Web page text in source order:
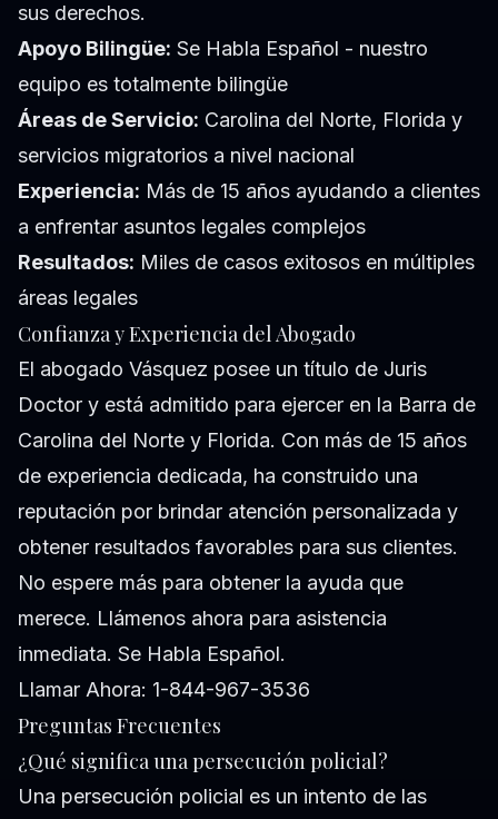
sus derechos.
Apoyo Bilingüe: Se Habla Español - nuestro
equipo es totalmente bilingüe
Áreas de Servicio: Carolina del Norte, Florida y
servicios migratorios a nivel nacional
Experiencia: Más de 15 años ayudando a clientes
a enfrentar asuntos legales complejos
Resultados: Miles de casos exitosos en múltiples
áreas legales
Confianza y Experiencia del Abogado
El abogado Vásquez posee un título de Juris
Doctor y está admitido para ejercer en la Barra de
Carolina del Norte y Florida. Con más de 15 años
de experiencia dedicada, ha construido una
reputación por brindar atención personalizada y
obtener resultados favorables para sus clientes.
No espere más para obtener la ayuda que
merece. Llámenos ahora para asistencia
inmediata. Se Habla Español.
Llamar Ahora: 1-844-967-3536
Preguntas Frecuentes
¿Qué significa una persecución policial?
Una persecución policial es un intento de las